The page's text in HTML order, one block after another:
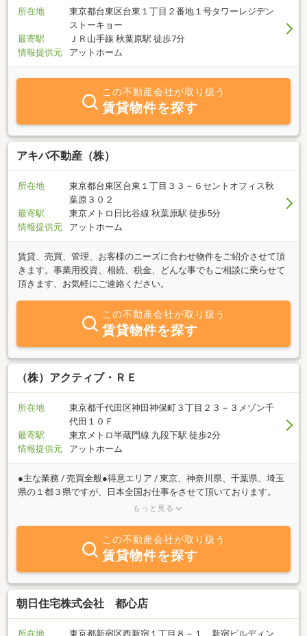
所在地
東京都台東区台東１丁目２番地１号タワーレジデン
ストーキョー
最寄駅
ＪＲ山手線 秋葉原駅 徒歩7分
情報提供元
アットホーム
この不動産会社が取り扱う
賃貸物件を探す
アキバ不動産（株）
所在地
東京都台東区台東１丁目３３－６セントオフィス秋
葉原３０２
最寄駅
東京メトロ日比谷線 秋葉原駅 徒歩5分
情報提供元
アットホーム
賃貸、売買、管理、お客様のニーズに合わせ物件をご紹介させて頂
きます。事業用投資、相続、税金、どんな事でもご相談に乗らせて
頂きます、お気軽にご連絡ください。
この不動産会社が取り扱う
賃貸物件を探す
（株）アクティブ・ＲＥ
所在地
東京都千代田区神田神保町３丁目２３－３メゾン千
代田１０Ｆ
最寄駅
東京メトロ半蔵門線 九段下駅 徒歩2分
情報提供元
アットホーム
●主な業務 / 売買全般●得意エリア / 東京、神奈川県、千葉県、埼玉
県の１都３県ですが、日本全国お仕事をさせて頂いております。
【得意分野】成年後見、任意売却、破産管財、相続等の特殊なご依
を会得した専門スタッフがおり、同業者様からもご相談を頂く事も
よくあるくらいです。不動産の売却、購入、ローンの組み換え、買
い替え、資産活用など何でも気軽にお問合せ下さい。きっといいお
話が聞けるはずです。
もっと見る
この不動産会社が取り扱う
賃貸物件を探す
朝日住宅株式会社 都心店
所在地 東京都新宿区西新宿１丁目８－１ 新宿ビルディン